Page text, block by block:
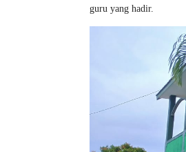
guru yang hadir.